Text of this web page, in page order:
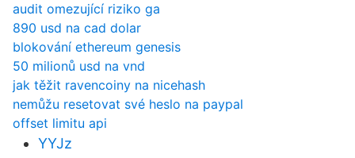
audit omezující riziko ga
890 usd na cad dolar
blokování ethereum genesis
50 milionů usd na vnd
jak těžit ravencoiny na nicehash
nemůžu resetovat své heslo na paypal
offset limitu api
YYJz